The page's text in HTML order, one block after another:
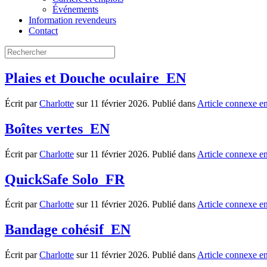
Événements
Information revendeurs
Contact
Plaies et Douche oculaire_EN
Écrit parCharlotte sur 11 février 2026. Publié dans Article connexe
Boîtes vertes_EN
Écrit parCharlotte sur 11 février 2026. Publié dans Article connexe
QuickSafe Solo_FR
Écrit parCharlotte sur 11 février 2026. Publié dansArticle connexe
Bandage cohésif_EN
Écrit parCharlotte sur 11 février 2026. Publié dans Article connexe